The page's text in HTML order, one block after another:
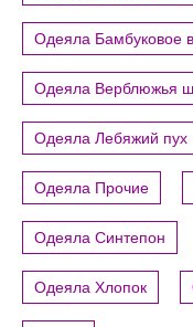
Одеяла Бамбуковое
Одеяла Верблюжья
Одеяла Лебяжий пух
Одеяла Прочие
Одеяла Синтепон
Одеяла Хлопок